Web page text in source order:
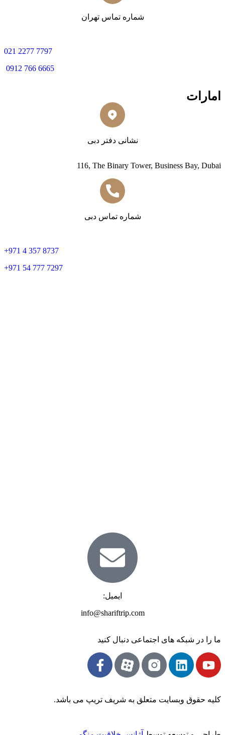
شماره تماس تهران
021 2277 7797
0912 766 6665
امارات
نشانی دفتر دبی
116, The Binary Tower, Business Bay, Dubai
شماره تماس دبی
+971 4 357 8737
+971 54 777 7297
ایمیل:
info@shariftrip.com
ما را در شبکه های اجتماعی دنبال کنید
کلیه حقوق وبسایت متعلق به شریف تریپ می باشد.